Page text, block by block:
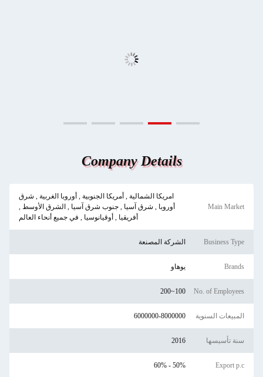
Company Details
Main Market
امريكا الشمالية , أمريكا الجنوبية , أوروبا الغربية , شرق
أوروبا , شرق آسيا , جنوب شرق آسيا , الشرق الأوسط ,
أفريقيا , أوقيانوسيا , في جميع أنحاء العالم
Business Type الشركة المصنعة
Brands يوهاو
No. of Employees
100~200
المبيعات السنوية 6000000-8000000
سنة تأسيسها 2016
Export p.c
50% - 60%